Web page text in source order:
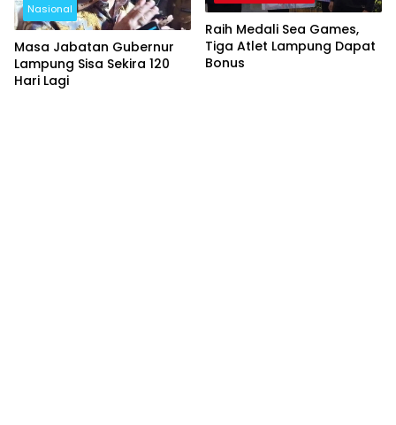
Nasional
Masa Jabatan Gubernur
Lampung Sisa Sekira 120
Hari Lagi
Raih Medali Sea Games,
Tiga Atlet Lampung Dapat
Bonus